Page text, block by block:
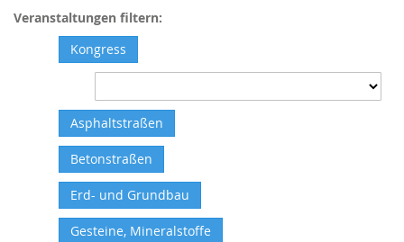
Veranstaltungen filtern:
Kongress
Asphaltstraßen
Betonstraßen
Erd- und Grundbau
Gesteine, Mineralstoffe